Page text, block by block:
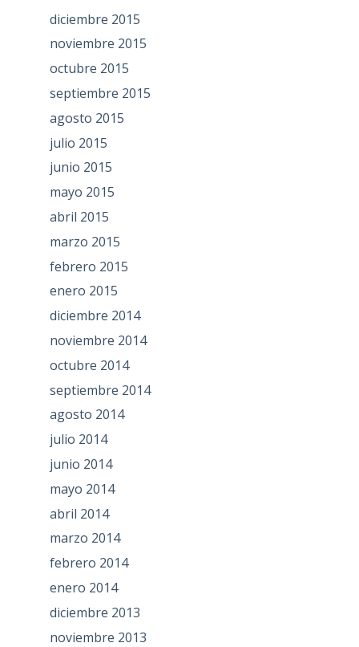
diciembre 2015
noviembre 2015
octubre 2015
septiembre 2015
agosto 2015
julio 2015
junio 2015
mayo 2015
abril 2015
marzo 2015
febrero 2015
enero 2015
diciembre 2014
noviembre 2014
octubre 2014
septiembre 2014
agosto 2014
julio 2014
junio 2014
mayo 2014
abril 2014
marzo 2014
febrero 2014
enero 2014
diciembre 2013
noviembre 2013